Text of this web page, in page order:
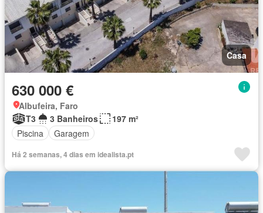
Casa
630 000 €
Albufeira, Faro
T3
3 Banheiros
197 m²
Piscina
Garagem
Há 2 semanas, 4 dias em idealista.pt